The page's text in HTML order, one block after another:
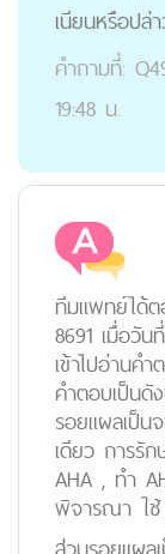
เนียนหรือปล่
คำถามที่:
19:48 น.
ทีมแพทย์ได้
8691 เมื่อวั
เข้าไปอ่านค
คำตอบเป็นดั
รอยแผลเป็น
เดียว การรั
AHA , ทำ
พิจารณา ใช้